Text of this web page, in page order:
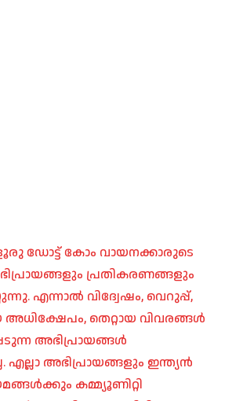
ഡോട്ട് കോം വായനക്കാരുടെ
പ്രതികരണങ്ങളും
എന്നാൽ വിദ്വേഷം, വെറുപ്പ്,
അധിക്ഷേപം, തെറ്റായ വിവരങ്ങൾ
അഭിപ്രായങ്ങൾ
എല്ലാ അഭിപ്രായങ്ങളും ഇന്ത്യൻ
കമ്മ്യൂണിറ്റി